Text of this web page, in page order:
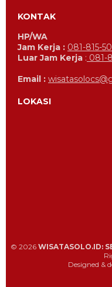
KONTAK
HP/WA
Jam Kerja : 081-815-
Luar Jam Kerja : 081-
Email :
LOKASI
© 2026 WISATASOLO.ID:
Designed &